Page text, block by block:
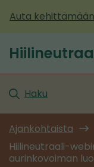
sisältöön
Auta
Etusivu
Haku
Ajankohtaista
Hiilineutraali-
aurinkovoiman